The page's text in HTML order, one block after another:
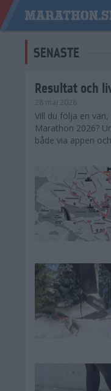
SENASTE
Resultat och
28 maj 2026
​Vill du följa en
Marathon 2026?
både via appen